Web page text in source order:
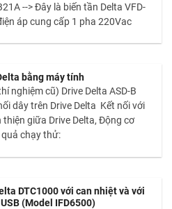
--> Đây là biến tần Delta VFD-
áp cung cấp 1 pha 220Vac
bằng máy tính
nghiệm cũ) Drive Delta ASD-B
dây trên Drive Delta Kết nối với
giữa Drive Delta, Động cơ
quả chạy thử:
DTC1000 với can nhiệt và với
(Model IFD6500)